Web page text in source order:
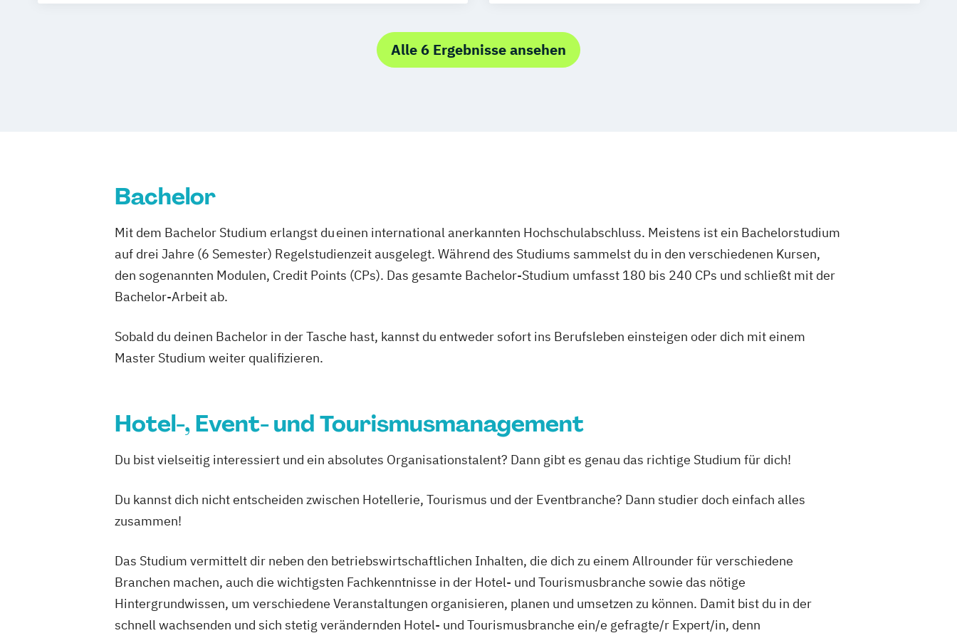
Alle 6 Ergebnisse ansehen
Bachelor
Mit dem Bachelor Studium erlangst du einen international anerkannten Hochschulabschluss. Meistens ist ein Bachelorstudium
auf drei Jahre (6 Semester) Regelstudienzeit ausgelegt. Während des Studiums sammelst du in den verschiedenen Kursen,
den sogenannten Modulen, Credit Points (CPs). Das gesamte Bachelor-Studium umfasst 180 bis 240 CPs und schließt mit der
Bachelor-Arbeit ab.
Sobald du deinen Bachelor in der Tasche hast, kannst du entweder sofort ins Berufsleben einsteigen oder dich mit einem
Master Studium weiter qualifizieren.
Hotel-, Event- und Tourismusmanagement
Du bist vielseitig interessiert und ein absolutes Organisationstalent? Dann gibt es genau das richtige Studium für dich!
Du kannst dich nicht entscheiden zwischen Hotellerie, Tourismus und der Eventbranche? Dann studier doch einfach alles
zusammen!
Das Studium vermittelt dir neben den betriebswirtschaftlichen Inhalten, die dich zu einem Allrounder für verschiedene
Branchen machen, auch die wichtigsten Fachkenntnisse in der Hotel- und Tourismusbranche sowie das nötige
Hintergrundwissen, um verschiedene Veranstaltungen organisieren, planen und umsetzen zu können. Damit bist du in der
schnell wachsenden und sich stetig verändernden Hotel- und Tourismusbranche ein/e gefragte/r Expert/in, denn